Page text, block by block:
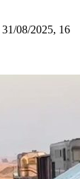
08/2025, 16